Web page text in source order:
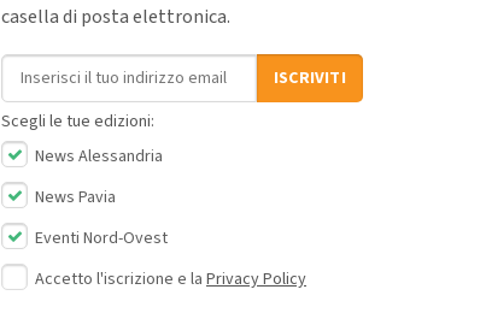
casella di posta elettronica.
Indirizzo email
ISCRIVITI
Scegli le tue edizioni:
News Alessandria
News Pavia
Eventi Nord-Ovest
Accetto l'iscrizione e la Privacy Policy